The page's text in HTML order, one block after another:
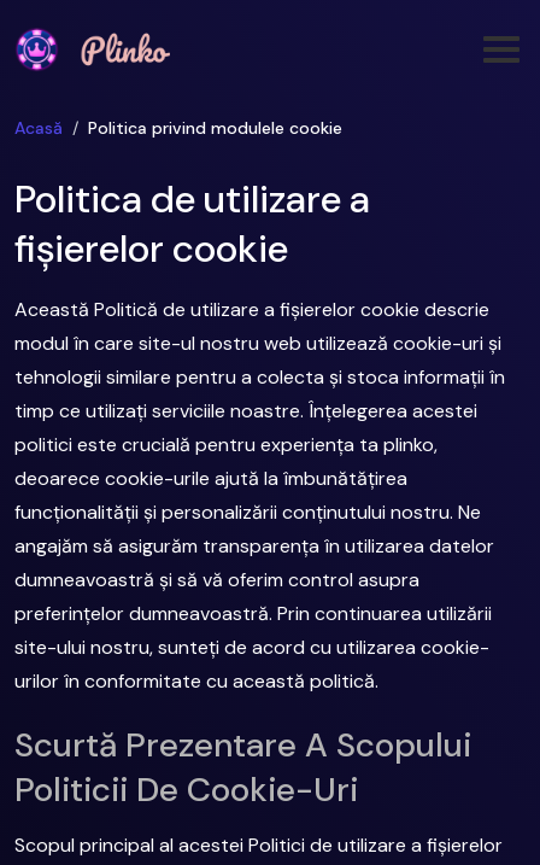
Acasă Politica privind modulele cookie
Politica de utilizare a
fișierelor cookie
Această Politică de utilizare a fișierelor cookie descrie
modul în care site-ul nostru web utilizează cookie-uri și
tehnologii similare pentru a colecta și stoca informații în
timp ce utilizați serviciile noastre. Înțelegerea acestei
politici este crucială pentru experiența ta plinko,
deoarece cookie-urile ajută la îmbunătățirea
funcționalității și personalizării conținutului nostru. Ne
angajăm să asigurăm transparența în utilizarea datelor
dumneavoastră și să vă oferim control asupra
preferințelor dumneavoastră. Prin continuarea utilizării
site-ului nostru, sunteți de acord cu utilizarea cookie-
urilor în conformitate cu această politică.
Scurtă Prezentare A Scopului
Politicii De Cookie-Uri
Scopul principal al acestei Politici de utilizare a fișierelor